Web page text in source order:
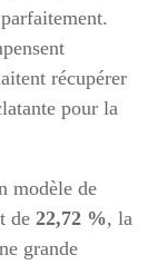
récupérer
pour la
modèle de
de22,72 %, la
grande